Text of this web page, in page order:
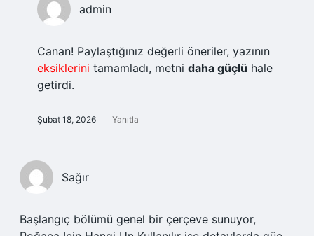
admin
Canan! Paylaştığınız değerli öneriler, yazının
eksiklerini tamamladı, metni daha güçlü hale
getirdi.
Şubat 18, 2026 Yanıtla
Sağır
Başlangıç bölümü genel bir çerçeve sunuyor,